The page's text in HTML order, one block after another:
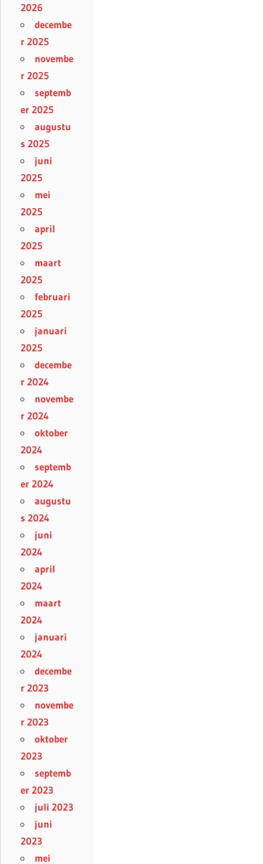
2026
decembe
r 2025
novembe
r 2025
septemb
er 2025
augustu
s 2025
juni
2025
mei
2025
april
2025
maart
2025
februari
2025
januari
2025
decembe
r 2024
novembe
r 2024
oktober
2024
septemb
er 2024
augustu
s 2024
juni
2024
april
2024
maart
2024
januari
2024
decembe
r 2023
novembe
r 2023
oktober
2023
septemb
er 2023
juli 2023
juni
2023
mei